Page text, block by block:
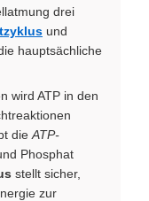
drei
und
hauptsächliche
wird ATP in den
die ATP-
Phosphat
stellt sicher,
zur